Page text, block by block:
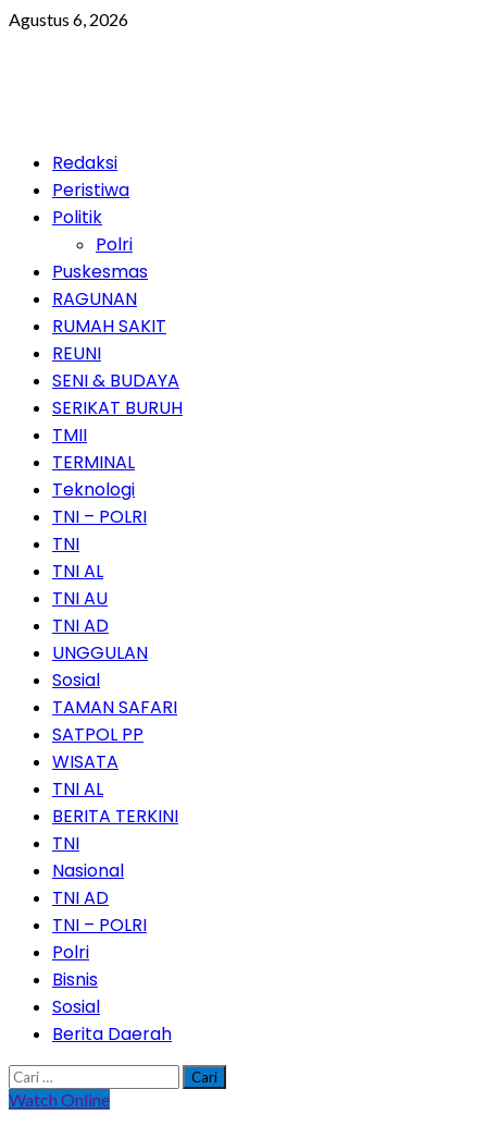
Skip
Agustus 6, 2026
PrimaryRedaksi
Peristiwa
Politik
Polri
Puskesmas
RAGUNAN
RUMAH SAKIT
REUNI
SENI & BUDAYA
SERIKAT BURUH
TMII
TERMINAL
Teknologi
TNI – POLRI
TNI
TNI AL
TNI AU
TNI AD
UNGGULAN
Sosial
TAMAN SAFARI
SATPOL PP
WISATA
TNI AL
BERITA TERKINI
TNI
Nasional
TNI AD
TNI – POLRI
Polri
Bisnis
Sosial
Berita Daerah
Cari
untuk:
Watch Online